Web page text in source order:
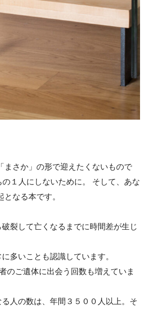
まさか」の形で迎えたくないもので
１人にしないために。 そして、あな
なる本です。
裂して亡くなるまでに時間差が生じ
多いことも認識しています。
のご遺体に出会う回数も増えていま
人の数は、年間３５００人以上。そ